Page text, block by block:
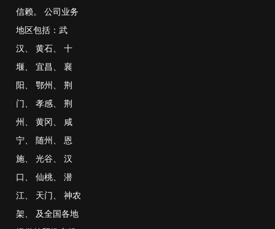
信赖。 公司业务
地区包括：武
汉、 黄石、
十
堰、 宜昌、
襄
阳、 鄂州 、
荆
门、 孝感、
荆
州 、 黄冈、
咸
宁、 随州 、
恩
施、 光谷、
汉
口、 仙桃、
潜
江、 天门、
神农
架、
及全国各地